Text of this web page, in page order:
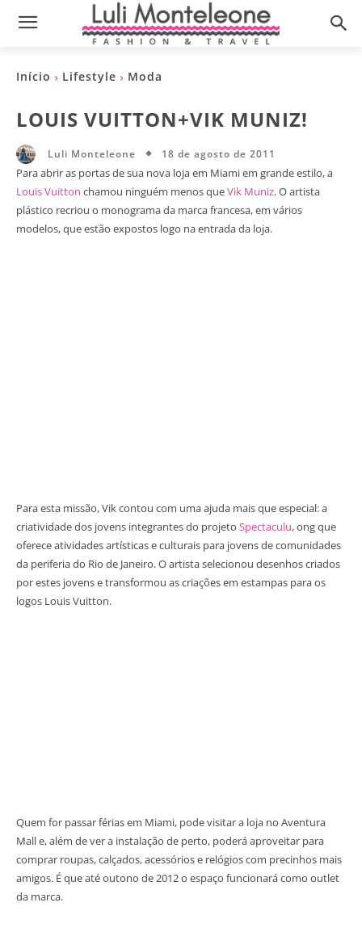
Início Lifestyle Moda
LOUIS VUITTON+VIK MUNIZ!
Luli Monteleone 18 de agosto de 2011
Para abrir as portas de sua nova loja em Miami em grande estilo, a
Louis Vuitton chamou ninguém menos queVik Muniz. O artista
plástico recriou o monograma da marca francesa, em vários
modelos, que estão expostos logo na entrada da loja.
Para esta missão, Vik contou com uma ajuda mais que especial: a
criatividade dos jovens integrantes do projeto Spectaculu, ong que
oferece atividades artísticas e culturais para jovens de comunidades
da periferia do Rio de Janeiro. O artista selecionou desenhos criados
por estes jovens e transformou as criações em estampas para os
logos Louis Vuitton.
Quem for passar férias em Miami, pode visitar a loja no Aventura
Mall e, além de ver a instalação de perto, poderá aproveitar para
comprar roupas, calçados, acessórios e relógios com precinhos mais
amigos. É que até outono de 2012 o espaço funcionará como outlet
da marca.